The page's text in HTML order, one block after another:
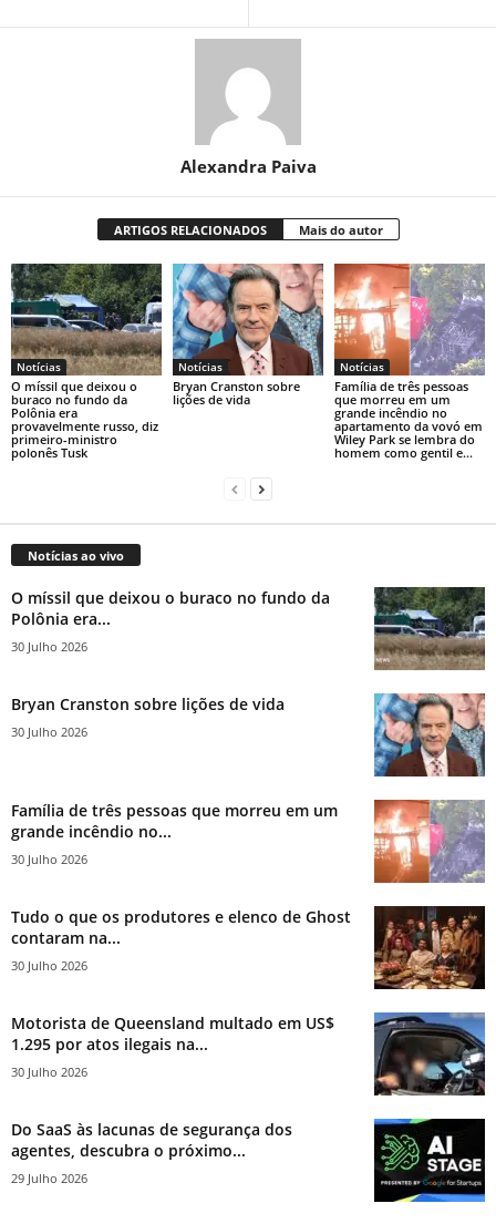
Alexandra Paiva
ARTIGOS RELACIONADOS Mais do autor
Notícias
O míssil que deixou o
buraco no fundo da
Polônia era
provavelmente russo, diz
primeiro-ministro
polonês Tusk
Notícias
Bryan Cranston sobre
lições de vida
Notícias
Família de três pessoas
que morreu em um
grande incêndio no
apartamento da vovó em
Wiley Park se lembra do
homem como gentil e...
Notícias ao vivo
O míssil que deixou o buraco no fundo da
Polônia era...
30 Julho 2026
Bryan Cranston sobre lições de vida
30 Julho 2026
Família de três pessoas que morreu em um
grande incêndio no...
30 Julho 2026
Tudo o que os produtores e elenco de Ghost
contaram na...
30 Julho 2026
Motorista de Queensland multado em US$
1.295 por atos ilegais na...
30 Julho 2026
Do SaaS às lacunas de segurança dos
agentes, descubra o próximo...
29 Julho 2026